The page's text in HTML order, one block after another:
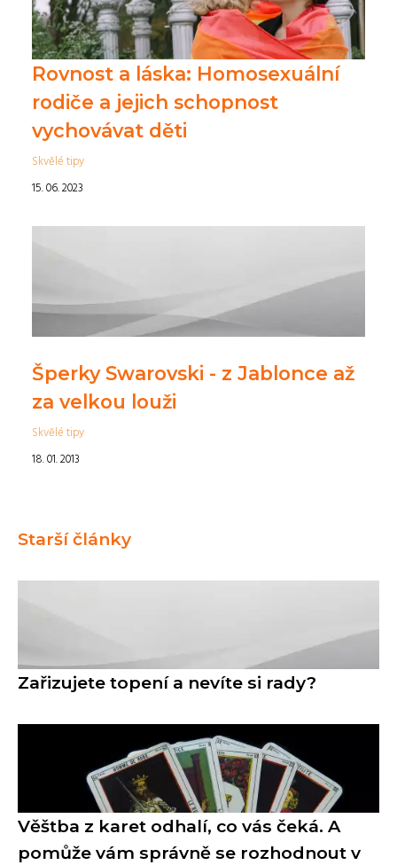
Rovnost a láska: Homosexuální
rodiče a jejich schopnost
vychovávat děti
Skvělé tipy
15. 06. 2023
Šperky Swarovski - z Jablonce až
za velkou louži
Skvělé tipy
18. 01. 2013
Starší články
Zařizujete topení a nevíte si rady?
Věštba z karet odhalí, co vás čeká. A
pomůže vám správně se rozhodnout v